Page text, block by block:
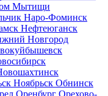
Мытищи
Наро-Фоминск
Нефтеюганск
Новгород
Ноябрьск Обнинск
Оренбург Орехово-